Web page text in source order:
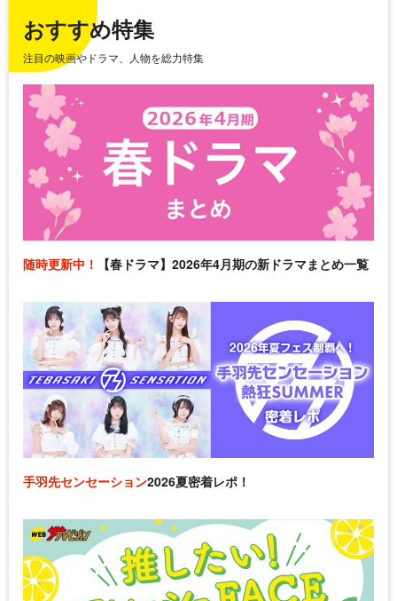
おすすめ特集
注目の映画やドラマ、人物を総力特集
随時更新中！ 【春ドラマ】2026年4月期の新ドラマまとめ一覧
手羽先センセーション2026夏密着レポ！